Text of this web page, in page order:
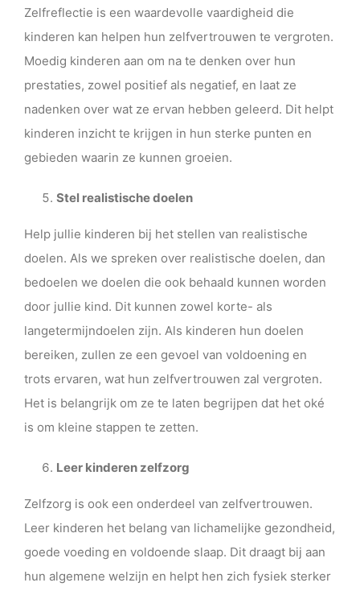
Zelfreflectie is een waardevolle vaardigheid die
kinderen kan helpen hun zelfvertrouwen te vergroten.
Moedig kinderen aan om na te denken over hun
prestaties, zowel positief als negatief, en laat ze
nadenken over wat ze ervan hebben geleerd. Dit helpt
kinderen inzicht te krijgen in hun sterke punten en
gebieden waarin ze kunnen groeien.
Stel realistische doelen
Help jullie kinderen bij het stellen van realistische
doelen. Als we spreken over realistische doelen, dan
bedoelen we doelen die ook behaald kunnen worden
door jullie kind. Dit kunnen zowel korte- als
langetermijndoelen zijn. Als kinderen hun doelen
bereiken, zullen ze een gevoel van voldoening en
trots ervaren, wat hun zelfvertrouwen zal vergroten.
Het is belangrijk om ze te laten begrijpen dat het oké
is om kleine stappen te zetten.
Leer kinderen zelfzorg
Zelfzorg is ook een onderdeel van zelfvertrouwen.
Leer kinderen het belang van lichamelijke gezondheid,
goede voeding en voldoende slaap. Dit draagt bij aan
hun algemene welzijn en helpt hen zich fysiek sterker